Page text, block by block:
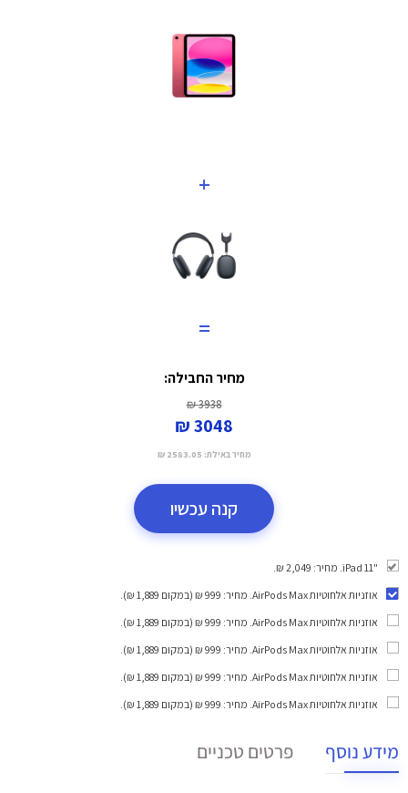
+
=
מחיר החבילה:
3938 ₪
3048 ₪
מחיר באילת: 2583.05 ₪
קנה עכשיו
"iPad 11. מחיר: 2,049 ₪.
אוזניות אלחוטיות AirPods Max
. מחיר: 999 ₪ (במקום 1,889 ₪).
אוזניות אלחוטיות AirPods Max
. מחיר: 999 ₪ (במקום 1,889 ₪).
אוזניות אלחוטיות AirPods Max
. מחיר: 999 ₪ (במקום 1,889 ₪).
אוזניות אלחוטיות AirPods Max
. מחיר: 999 ₪ (במקום 1,889 ₪).
אוזניות אלחוטיות AirPods Max
. מחיר: 999 ₪ (במקום 1,889 ₪).
מידע נוסף פרטים טכניים